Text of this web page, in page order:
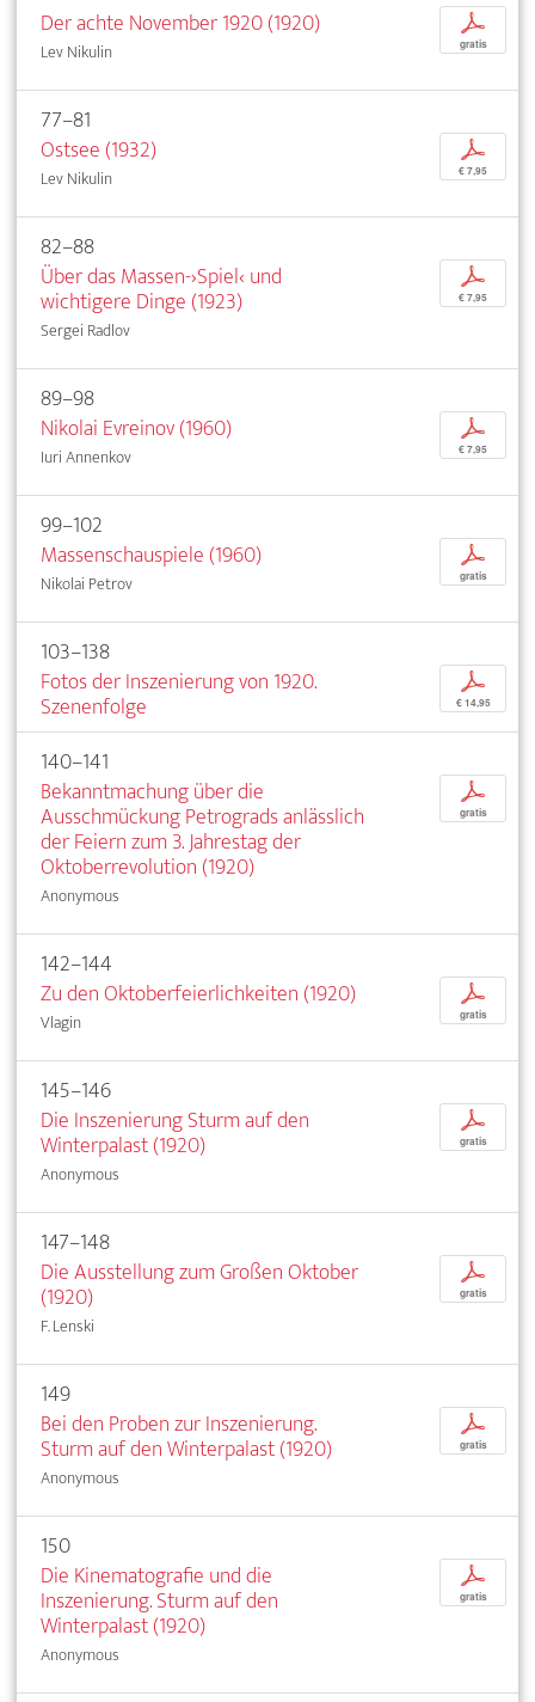
Der achte November 1920 (1920)
Lev Nikulin
p
gratis
77–81
Ostsee (1932)
Lev Nikulin
p
€ 7,95
82–88
Über das Massen-›Spiel‹ und
wichtigere Dinge (1923)
Sergei Radlov
p
€ 7,95
89–98
Nikolai Evreinov (1960)
Iuri Annenkov
p
€ 7,95
99–102
Massenschauspiele (1960)
Nikolai Petrov
p
gratis
103–138
Fotos der Inszenierung von 1920.
Szenenfolge
p
€ 14,95
140–141
Bekanntmachung über die
Ausschmückung Petrograds anlässlich
der Feiern zum 3. Jahrestag der
Oktoberrevolution (1920)
Anonymous
p
gratis
142–144
Zu den Oktoberfeierlichkeiten (1920)
Vlagin
p
gratis
145–146
Die Inszenierung Sturm auf den
Winterpalast (1920)
Anonymous
p
gratis
147–148
Die Ausstellung zum Großen Oktober
(1920)
F. Lenski
p
gratis
149
Bei den Proben zur Inszenierung.
Sturm auf den Winterpalast (1920)
Anonymous
p
gratis
150
Die Kinematografie und die
Inszenierung. Sturm auf den
Winterpalast (1920)
Anonymous
p
gratis